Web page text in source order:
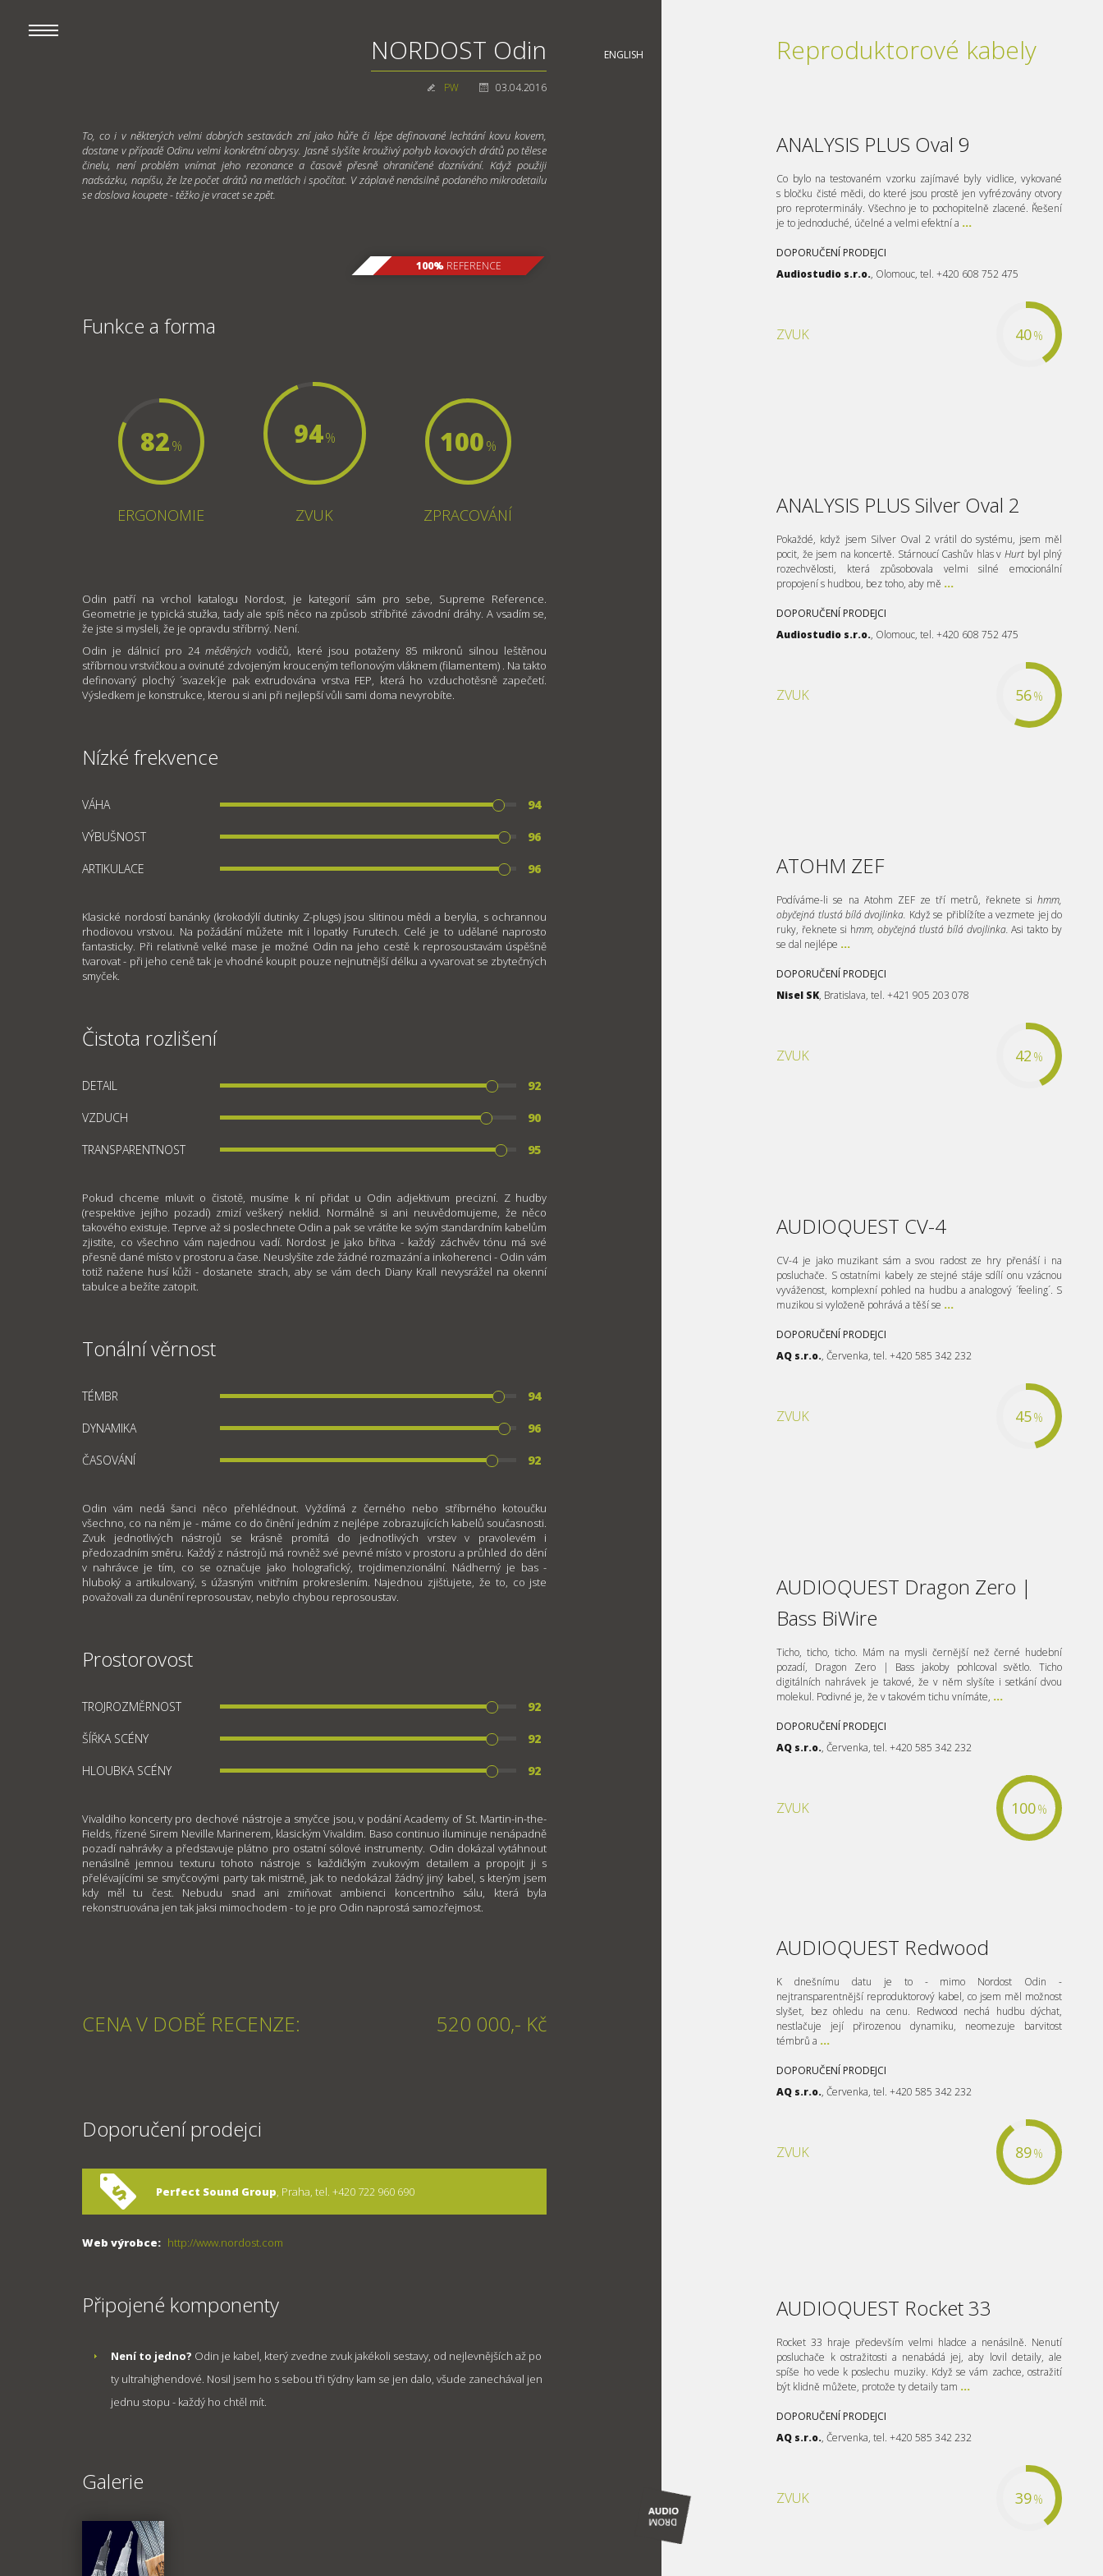
NORDOST Odin
PW 03.04.2016
Reproduktorové kabely
To, co i v některých velmi dobrých sestavách zní jako hůře či lépe definované lechtání kovu kovem,
dostane v případě Odinu velmi konkrétní obrysy. Jasně slyšíte krouživý pohyb kovových drátů po tělese
činelu, není problém vnímat jeho rezonance a časově přesně ohraničené doznívání. Když použiji
nadsázku, napíšu, že lze počet drátů na metlách i spočítat. V záplavě nenásilně podaného mikrodetailu
se doslova koupete - těžko je vracet se zpět.
100% REFERENCE
Funkce a forma
82%
ERGONOMIE
94%
ZVUK
100%
ZPRACOVÁNÍ
Odin patří na vrchol katalogu Nordost, je kategorií sám pro sebe, Supreme Reference.
Geometrie je typická stužka, tady ale spíš něco na způsob stříbřité závodní dráhy. A vsadím se,
že jste si mysleli, že je opravdu stříbrný. Není.
Odin je dálnicí pro 24měděných vodičů, které jsou potaženy 85 mikronů silnou leštěnou
stříbrnou vrstvičkou a ovinuté zdvojeným krouceným teflonovým vláknem (filamentem) . Na takto
definovaný plochý ´svazek´je pak extrudována vrstva FEP, která ho vzduchotěsně zapečetí.
Výsledkem je konstrukce, kterou si ani při nejlepší vůli sami doma nevyrobíte.
Nízké frekvence
VÁHA 94
VÝBUŠNOST 96
ARTIKULACE 96
Klasické nordostí banánky (krokodýlí dutinky Z-plugs) jsou slitinou mědi a berylia, s ochrannou
rhodiovou vrstvou. Na požádání můžete mít i lopatky Furutech. Celé je to udělané naprosto
fantasticky. Při relativně velké mase je možné Odin na jeho cestě k reprosoustavám úspěšně
tvarovat - při jeho ceně tak je vhodné koupit pouze nejnutnější délku a vyvarovat se zbytečných
smyček.
Čistota rozlišení
DETAIL 92
VZDUCH 90
TRANSPARENTNOST 95
Pokud chceme mluvit o čistotě, musíme k ní přidat u Odin adjektivum precizní. Z hudby
(respektive jejího pozadí) zmizí veškerý neklid. Normálně si ani neuvědomujeme, že něco
takového existuje. Teprve až si poslechnete Odin a pak se vrátíte ke svým standardním kabelům
zjistíte, co všechno vám najednou vadí. Nordost je jako břitva - každý záchvěv tónu má své
přesně dané místo v prostoru a čase. Neuslyšíte zde žádné rozmazání a inkoherenci - Odin vám
totiž nažene husí kůži - dostanete strach, aby se vám dech Diany Krall nevysrážel na okenní
tabulce a bežíte zatopit.
Tonální věrnost
TÉMBR 94
DYNAMIKA 96
ČASOVÁNÍ 92
Odin vám nedá šanci něco přehlédnout. Vyždímá z černého nebo stříbrného kotoučku
všechno, co na něm je - máme co do činění jedním z nejlépe zobrazujících kabelů současnosti.
Zvuk jednotlivých nástrojů se krásně promítá do jednotlivých vrstev v pravolevém i
předozadním směru. Každý z nástrojů má rovněž své pevné místo v prostoru a průhled do dění
v nahrávce je tím, co se označuje jako holografický, trojdimenzionální. Nádherný je bas -
hluboký a artikulovaný, s úžasným vnitřním prokreslením. Najednou zjišťujete, že to, co jste
považovali za dunění reprosoustav, nebylo chybou reprosoustav.
Prostorovost
TROJROZMĚRNOST 92
ŠÍŘKA SCÉNY 92
HLOUBKA SCÉNY 92
Vivaldiho koncerty pro dechové nástroje a smyčce jsou, v podání Academy of St. Martin-in-the-
Fields, řízené Sirem Neville Marinerem, klasickým Vivaldim. Baso continuo iluminuje nenápadně
pozadí nahrávky a představuje plátno pro ostatní sólové instrumenty. Odin dokázal vytáhnout
nenásilně jemnou texturu tohoto nástroje s každičkým zvukovým detailem a propojit ji s
přelévajícími se smyčcovými party tak mistrně, jak to nedokázal žádný jiný kabel, s kterým jsem
kdy měl tu čest. Nebudu snad ani zmiňovat ambienci koncertního sálu, která byla
rekonstruována jen tak jaksi mimochodem - to je pro Odin naprostá samozřejmost.
CENA V DOBĚ RECENZE: 520 000,- Kč
Doporučení prodejci
Perfect Sound Group, Praha, tel. +420 722 960 690
Web výrobce: http://www.nordost.com
Připojené komponenty
Není to jedno? Odin je kabel, který zvedne zvuk jakékoli sestavy, od nejlevnějších až po
ty ultrahighendové. Nosil jsem ho s sebou tři týdny kam se jen dalo, všude zanechával jen
jednu stopu - každý ho chtěl mít.
Galerie
ANALYSIS PLUS Oval 9
Co bylo na testovaném vzorku zajímavé byly vidlice, vykované
s bločku čisté mědi, do které jsou prostě jen vyfrézovány otvory
pro reproterminály. Všechno je to pochopitelně zlacené. Řešení
je to jednoduché, účelné a velmi efektní a ...
DOPORUČENÍ PRODEJCI
Audiostudio s.r.o., Olomouc, tel. +420 608 752 475
ZVUK 40%
ANALYSIS PLUS Silver Oval 2
Pokaždé, když jsem Silver Oval 2 vrátil do systému, jsem měl
pocit, že jsem na koncertě. Stárnoucí Cashův hlas v Hurt byl plný
rozechvělosti, která způsobovala velmi silné emocionální
propojení s hudbou, bez toho, aby mě ...
DOPORUČENÍ PRODEJCI
Audiostudio s.r.o., Olomouc, tel. +420 608 752 475
ZVUK 56%
ATOHM ZEF
Podíváme-li se na Atohm ZEF ze tří metrů, řeknete si hmm,
obyčejná tlustá bílá dvojlinka. Když se přiblížíte a vezmete jej do
ruky, řeknete si hmm, obyčejná tlustá bílá dvojlinka.Asi takto by
se dal nejlépe ...
DOPORUČENÍ PRODEJCI
Nisel SK, Bratislava, tel. +421 905 203 078
ZVUK 42 %
AUDIOQUEST CV-4
CV-4 je jako muzikant sám a svou radost ze hry přenáší i na
posluchače. S ostatními kabely ze stejné stáje sdílí onu vzácnou
vyváženost, komplexní pohled na hudbu a analogový ´feeling´. S
muzikou si vyloženě pohrává a těší se ...
DOPORUČENÍ PRODEJCI
AQ s.r.o., Červenka, tel. +420 585 342 232
ZVUK 45%
AUDIOQUEST Dragon Zero |
Bass BiWire
Ticho, ticho, ticho. Mám na mysli černější než černé hudební
pozadí, Dragon Zero | Bass jakoby pohlcoval světlo. Ticho
digitálních nahrávek je takové, že v něm slyšíte i setkání dvou
molekul. Podivné je, že v takovém tichu vnímáte, ...
DOPORUČENÍ PRODEJCI
AQ s.r.o., Červenka, tel. +420 585 342 232
ZVUK 100%
AUDIOQUEST Redwood
K dnešnímu datu je to - mimo Nordost Odin -
nejtransparentnější reproduktorový kabel, co jsem měl možnost
slyšet, bez ohledu na cenu. Redwood nechá hudbu dýchat,
nestlačuje její přirozenou dynamiku, neomezuje barvitost
témbrů a ...
DOPORUČENÍ PRODEJCI
AQ s.r.o., Červenka, tel. +420 585 342 232
ZVUK 89%
AUDIOQUEST Rocket 33
Rocket 33 hraje především velmi hladce a nenásilně. Nenutí
posluchače k ostražitosti a nenabádá jej, aby lovil detaily, ale
spíše ho vede k poslechu muziky. Když se vám zachce, ostražití
být klidně můžete, protože ty detaily tam ...
DOPORUČENÍ PRODEJCI
AQ s.r.o., Červenka, tel. +420 585 342 232
ZVUK 39%
ENGLISH